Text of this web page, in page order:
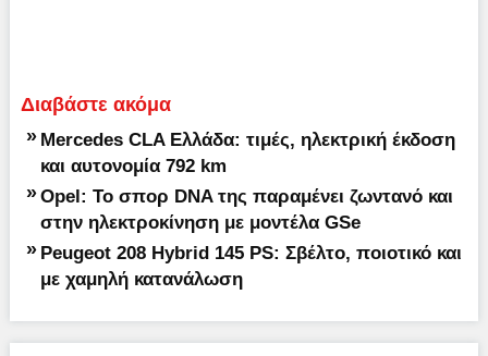
Διαβάστε ακόμα
» Mercedes CLA Ελλάδα: τιμές, ηλεκτρική έκδοση
και αυτονομία 792 km
» Opel: Το σπορ DNA της παραμένει ζωντανό και
στην ηλεκτροκίνηση με μοντέλα GSe
» Peugeot 208 Hybrid 145 PS: Σβέλτο, ποιοτικό και
με χαμηλή κατανάλωση